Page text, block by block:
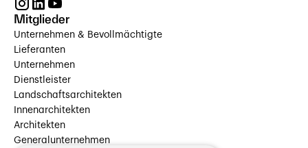
Mitglieder
Unternehmen & Bevollmächtigte
Lieferanten
Unternehmen
Dienstleister
Landschaftsarchitekten
Innenarchitekten
Architekten
Generalunternehmen